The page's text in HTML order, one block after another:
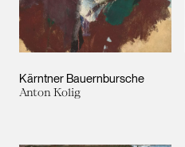
Kärntner Bauernbursche
Anton Kolig